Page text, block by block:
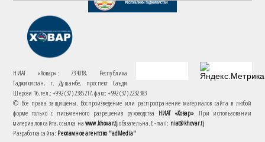
НИАТ «Ховар»: 734018, Республика
Таджикистан, г. Душанбе, проспект Саъди
Шерози 16. тел.: +992 (37) 2385217, факс: +992 (37) 2232383
© Все права защищены. Воспроизведение или распространение материалов сайта в любой
форме только с письменного разрешения руководства НИАТ «Ховар». При использовании
материалов сайта, ссылка наwww.khovar.tjобязательна. E-mail: niat@khovar.tj
Разработка сайта: Рекламное агентство "adMedia"